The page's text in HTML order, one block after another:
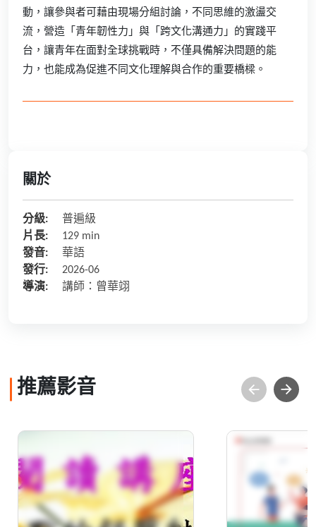
動，讓參與者可藉由現場分組討論，不同思維的激盪交
流，營造「青年韌性力」與「跨文化溝通力」的實踐平
台，讓青年在面對全球挑戰時，不僅具備解決問題的能
力，也能成為促進不同文化理解與合作的重要橋樑。
關於
分級:
普遍級
片長:
129 min
發音:
華語
發行:
2026-06
導演:
講師：曾華翊
推薦影音
幽默的舒壓魅力
苦談